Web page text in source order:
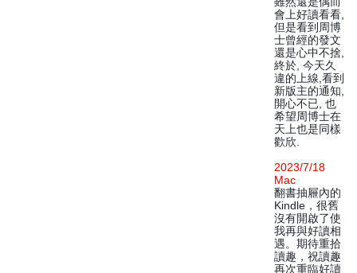
會上好讀看看,
但是看到周博
士曾經的發文
還是心中不捨,
終於, 今天久
違的上線,看到
新版主的通知,
開心不已, 也
希望周博士在
天上也是同樣
歡欣.
2023/7/18
Mac
翻書抽屜內的
Kindle，很舊
沒有開啟了使
我再與好讀相
遇。期待重拾
讀趣，祝讀趣
再次重臨好讀